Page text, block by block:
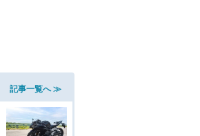
記事一覧へ ≫